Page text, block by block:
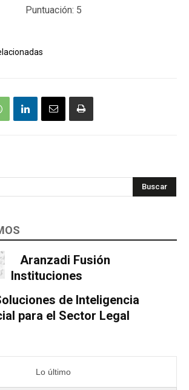
Puntuación: 5
Buscar
Aranzadi Fusión
Instituciones
de Inteligencia
para el Sector Legal
Lo último